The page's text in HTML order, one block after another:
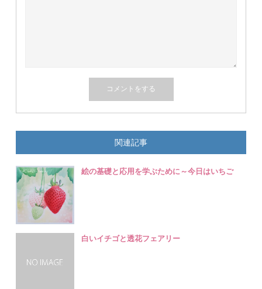
関連記事
絵の基礎と応用を学ぶために～今日はいちご
白いイチゴと透花フェアリー